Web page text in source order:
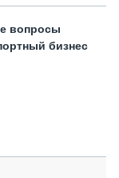
вопросы
бизнес